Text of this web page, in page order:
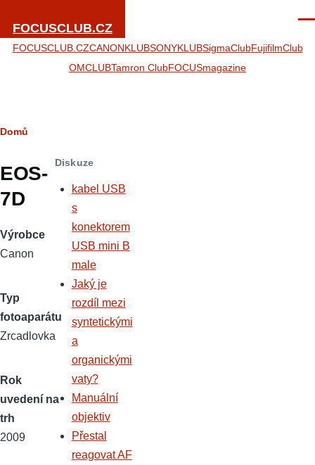
FOCUSCLUB.CZ
FOCUSCLUB.CZCANONKLUBSONYKLUBSigmaClubFujifilmClub
OMCLUBTamron ClubFOCUSmagazine
Drobečková
navigace
Domů
EOS-
7D
Výrobce
Canon
Typ
fotoaparátu
Zrcadlovka
Rok
uvedení na
trh
2009
Diskuze
kabel USB
s
konektorem
USB mini B
male
Jaký je
rozdíl mezi
syntetickými
a
organickými
vaty?
Manuální
objektiv
Přestal
reagovat AF